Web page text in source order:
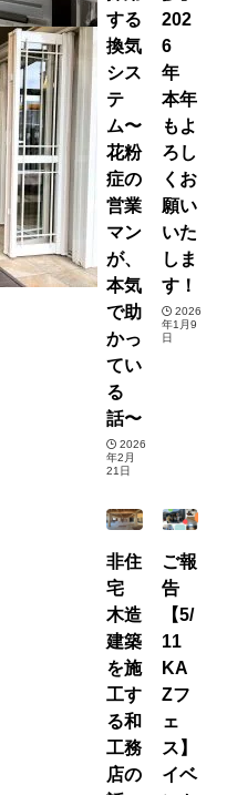
する
換気
シス
テ
ム〜
花粉
症の
営業
マン
が、
本気
で助
かっ
てい
る
話〜
2026
年2月
21日
202
6
年
本年
もよ
ろし
くお
願い
いた
しま
す！
2026
年1月9
日
非住
宅
木造
建築
を施
工す
る和
工務
店の
ご報
告
【5/
11
KA
Zフ
ェ
ス】
イベ